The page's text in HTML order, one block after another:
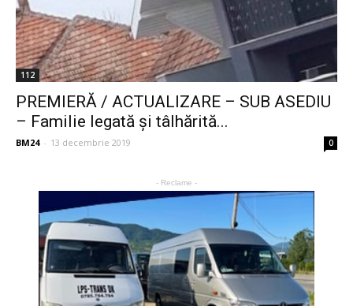
112
PREMIERĂ / ACTUALIZARE – SUB ASEDIU
– Familie legată și tâlhărită...
BM24 - 13 decembrie 2019 0
- Reclame -